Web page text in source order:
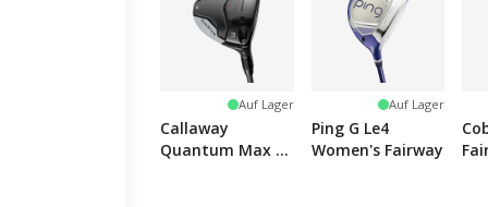
Auf Lager
Callaway
Quantum Max D
Auf Lager
Ping G Le4
Women's Fairway